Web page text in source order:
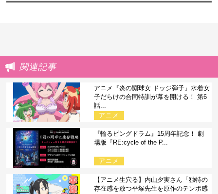
関連記事
アニメ『炎の闘球女 ドッジ弾子』水着女
子だらけの合同特訓が幕を開ける！ 第6
話...
アニメ
『輪るピングドラム』15周年記念！ 劇
場版『RE:cycle of the P...
アニメ
【アニメ生穴る】内山夕実さん「独特の
存在感を放つ平塚先生を原作のテンポ感